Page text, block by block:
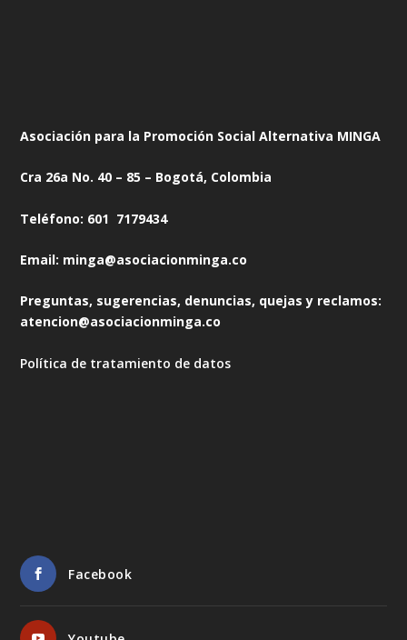
Asociación para la Promoción Social Alternativa MINGA
Cra 26a No. 40 – 85 – Bogotá, Colombia
Teléfono: 601 7179434
Email: minga@asociacionminga.co
Preguntas, sugerencias, denuncias, quejas y reclamos:
atencion@asociacionminga.co
Política de tratamiento de datos
Facebook